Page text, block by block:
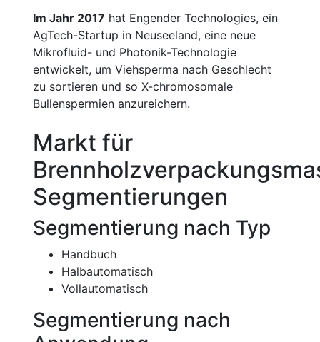
Im Jahr 2017 hat Engender Technologies, ein
AgTech-Startup in Neuseeland, eine neue
Mikrofluid- und Photonik-Technologie
entwickelt, um Viehsperma nach Geschlecht
zu sortieren und so X-chromosomale
Bullenspermien anzureichern.
Markt für
Segmentierungen
Segmentierung nach Typ
Handbuch
Halbautomatisch
Vollautomatisch
Segmentierung nach